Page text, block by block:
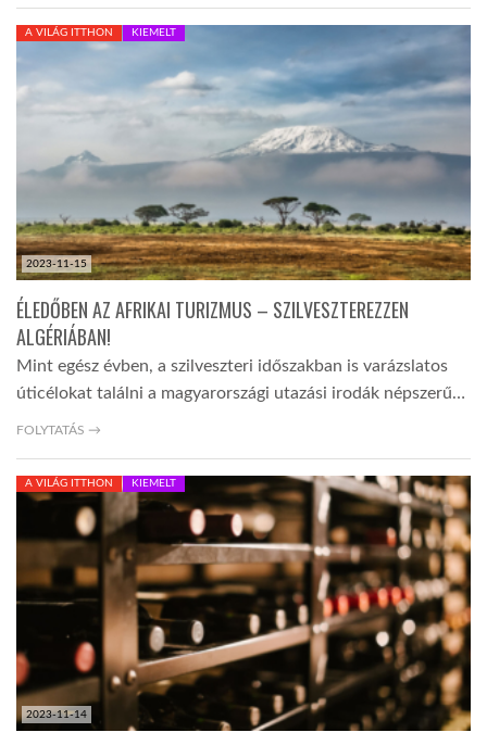
LATIMO.HU
2023-11-15
A VILÁG ITTHON KIEMELT
ÉLEDŐBEN AZ AFRIKAI TURIZMUS – SZILVESZTEREZZEN
ALGÉRIÁBAN!
Mint egész évben, a szilveszteri időszakban is varázslatos
úticélokat találni a magyarországi utazási irodák népszerű…
FOLYTATÁS →
2023-11-14
A VILÁG ITTHON KIEMELT